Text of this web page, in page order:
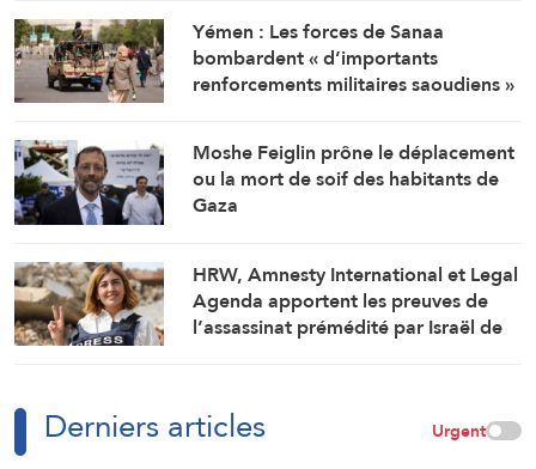
Yémen : Les forces de Sanaa
bombardent « d’importants
renforcements militaires saoudiens »
des régions libérées
Moshe Feiglin prône le déplacement
ou la mort de soif des habitants de
Gaza
HRW, Amnesty International et Legal
Agenda apportent les preuves de
l’assassinat prémédité par Israël de
Derniers articles Urgent